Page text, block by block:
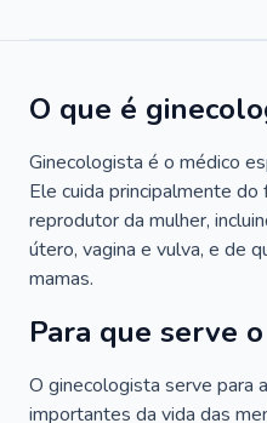
O que é
Ginecologista é o médico
Ele cuida principalmente
reprodutor da mulher,
útero, vagina e vulva, e de
mamas.
Para que serve
O ginecologista serve para
importantes da vida das